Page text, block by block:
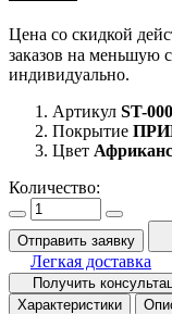
Цена со скидкой
заказов на меньшую
индивидуально.
Артикул ST-
Покрытие
Цвет
Количество:
Отправить заявку
Легкая доставка
Получить
Характеристики